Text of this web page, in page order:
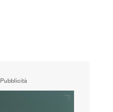
Pubblicità